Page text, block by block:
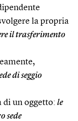
la propria
il trasferimento
di seggio
di un oggetto: le
sede